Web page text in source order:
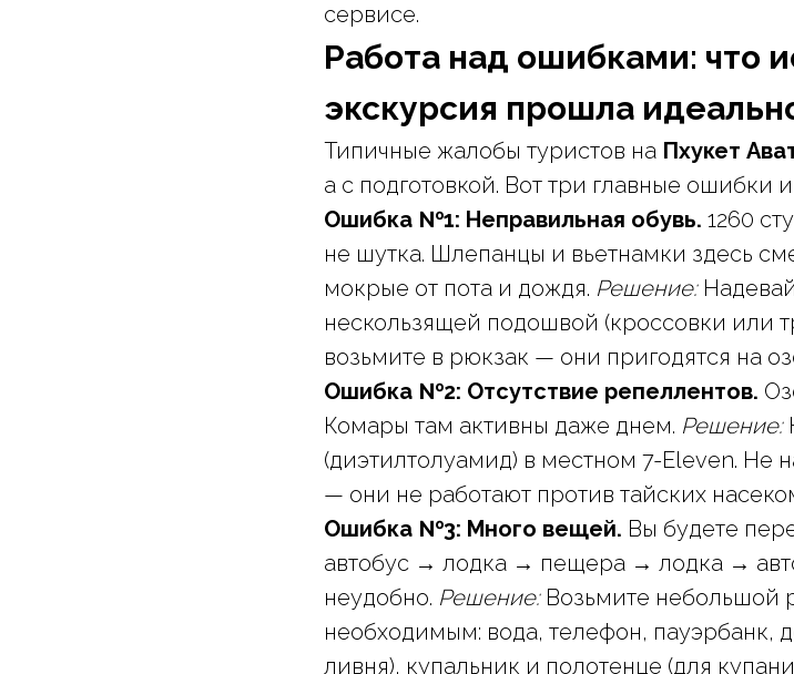
сервисе.
Работа над ошибками: что
экскурсия прошла
Типичные жалобы туристов на Пхукет
а с подготовкой. Вот три главные ошибки
Ошибка №1: Неправильная обувь. 1260
не шутка. Шлепанцы и вьетнамки здесь
мокрые от пота и дождя. Решение:
нескользящей подошвой (кроссовки или
возьмите в рюкзак — они пригодятся на
Ошибка №2: Отсутствие репеллентов.
Комары там активны даже днем. Решение:
(диэтилтолуамид) в местном 7-Eleven. Не
— они не работают против тайских
Ошибка №3: Много вещей. Вы будете
автобус → лодка → пещера → лодка →
неудобно. Решение:Возьмите небольшой
необходимым: вода, телефон, пауэрбанк,
ливня), купальник и полотенце (для